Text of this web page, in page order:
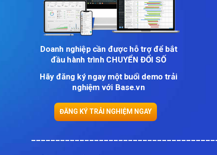
ĐĂNG KÝ TRẢI NGHIỆM NGAY
Doanh nghiệp cần được hỗ trợ để bắt
đầu hành trình CHUYỂN ĐỔI SỐ
Hãy đăng ký ngay một buổi demo trải
nghiệm với Base.vn